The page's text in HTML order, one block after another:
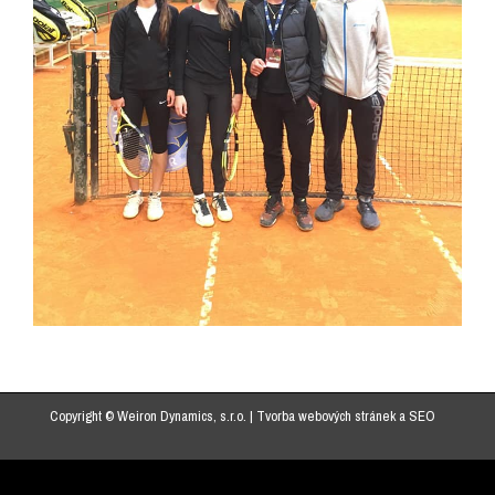
Copyright © Weiron Dynamics, s.r.o. | Tvorba webových stráneka SEO